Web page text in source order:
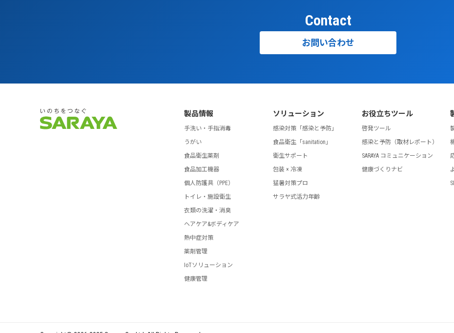
Contact
お問い合わせ
製品情報
手洗い・手指消毒
うがい
食品衛生薬剤
食品加工機器
個人防護具（PPE）
トイレ・施設衛生
衣類の洗濯・消臭
ヘアケア&ボディケア
熱中症対策
薬剤管理
IoTソリューション
健康管理
ソリューション
感染対策「感染と予防」
食品衛生「sanitation」
衛生サポート
包装 × 冷凍
猛暑対策プロ
サラヤ式活力年齢
お役立ちツール
啓発ツール
感染と予防（取材レポート）
SARAYA コミュニケーション
健康づくりナビ